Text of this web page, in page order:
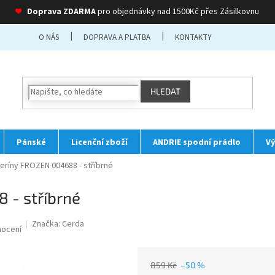
❤ Doprava ZDARMApro objednávky nad 1500Kč přes Zásilkovnu
O NÁS DOPRAVA A PLATBA KONTAKTY
HLEDAT
Pánské Licenční zboží ANDRIE spodní prádlo
FROZEN 004688 - stříbrné
- stříbrné
Značka: Cerda
859 Kč –50 %